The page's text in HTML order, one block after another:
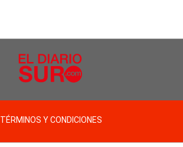
TÉRMINOS Y CONDICIONES